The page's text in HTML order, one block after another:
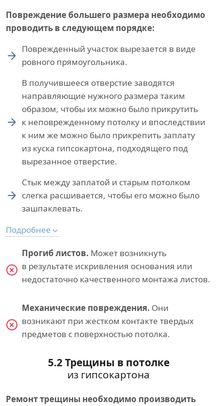
Повреждение большего размера необходимо
проводить в следующем порядке:
Поврежденный участок вырезается в виде
ровного прямоугольника.
В получившееся отверстие заводятся
направляющие нужного размера таким
образом, чтобы их можно было прикрутить
к неповрежденному потолку и впоследствии
к ним же можно было прикрепить заплату
из куска гипсокартона, подходящего под
вырезанное отверстие.
Стык между заплатой и старым потолком
слегка расшивается, чтобы его можно было
зашпаклевать.
Подробнее
Прогиб листов. Может возникнуть
в результате искривления основания или
недостаточно качественного монтажа листов.
Механические повреждения. Они
возникают при жестком контакте твердых
предметов с поверхностью потолка.
5.2 Трещины в потолке
из гипсокартона
Ремонт трещины необходимо производить